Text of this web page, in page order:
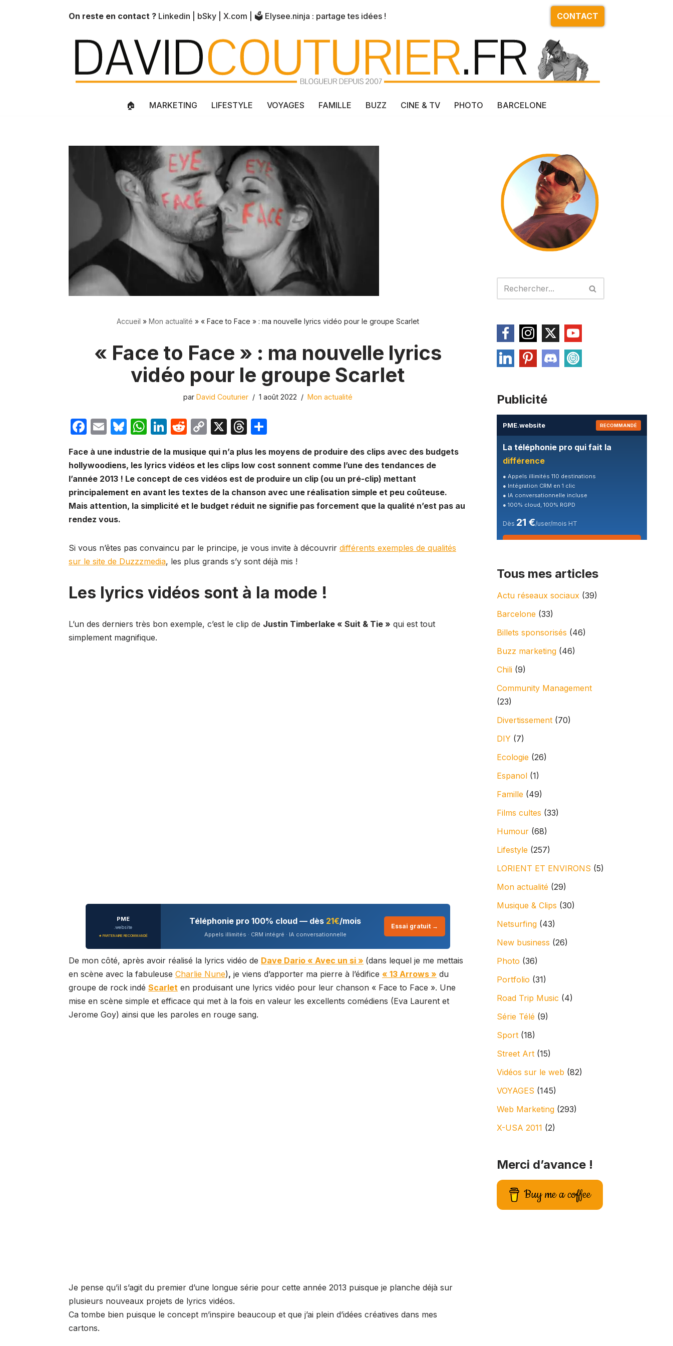
On reste en contact ? Linkedin bSky X.com | 🗳️ Elysee.ninja : partage tes idées ! CONTACT
🏠 MARKETING LIFESTYLE VOYAGES FAMILLE BUZZ CINE & TV PHOTO BARCELONE
Accueil » Mon actualité » « Face to Face » : ma nouvelle lyrics vidéo pour le groupe Scarlet
« Face to Face » : ma nouvelle lyrics
vidéo pour le groupe Scarlet
par David Couturier 1 août 2022 Mon actualité
F
c
e
b
o
o
E
ail
Bl
e
s
k
y
W
at
s
A
p
Li
k
e
dI
n
R
d
di
t
C
p
y
Li
n
X
T
e
a
d
s
ta
g
er
Face à une industrie de la musique qui n’a plus les moyens de produire des clips avec des budgets
hollywoodiens, les lyrics vidéos et les clips low cost sonnent comme l’une des tendances de
l’année 2013 ! Le concept de ces vidéos est de produire un clip (ou un pré-clip) mettant
principalement en avant les textes de la chanson avec une réalisation simple et peu coûteuse.
Mais attention, la simplicité et le budget réduit ne signifie pas forcement que la qualité n’est pas au
rendez vous.
Si vous n’êtes pas convaincu par le principe, je vous invite à découvrir différents exemples de qualités
sur le site de Duzzzmedia, les plus grands s’y sont déjà mis !
Les lyrics vidéos sont à la mode !
L’un des derniers très bon exemple, c’est le clip de Justin Timberlake « Suit & Tie » qui est tout
simplement magnifique.
PME
.website
★ PARTENAIRE RECOMMANDÉ
Téléphonie pro 100% cloud — dès 21€/mois
Appels illimités · CRM intégré · IA conversationnelle
Essai gratuit →
De mon côté, après avoir réalisé la lyrics vidéo de Dave Dario « Avec un si » (dans lequel je me mettais
en scène avec la fabuleuse Charlie Nune), je viens d’apporter ma pierre à l’édifice « 13 Arrows » du
groupe de rock indé Scarlet en produisant une lyrics vidéo pour leur chanson « Face to Face ». Une
mise en scène simple et efficace qui met à la fois en valeur les excellents comédiens (Eva Laurent et
Jerome Goy) ainsi que les paroles en rouge sang.
Je pense qu’il s’agit du premier d’une longue série pour cette année 2013 puisque je planche déjà sur
plusieurs nouveaux projets de lyrics vidéos.
Ca tombe bien puisque le concept m’inspire beaucoup et que j’ai plein d’idées créatives dans mes
cartons.
Publicité
PME.website RECOMMANDÉ
La téléphonie pro qui fait la
différence
● Appels illimités 110 destinations
● Intégration CRM en 1 clic
● IA conversationnelle incluse
● 100% cloud, 100% RGPD
Dès 21 €/user/mois HT
Tous mes articles
Actu réseaux sociaux (39)
Barcelone (33)
Billets sponsorisés (46)
Buzz marketing (46)
Chili (9)
Community Management
(23)
Divertissement (70)
DIY (7)
Ecologie (26)
Espanol (1)
Famille (49)
Films cultes (33)
Humour (68)
Lifestyle (257)
LORIENT ET ENVIRONS (5)
Mon actualité (29)
Musique & Clips (30)
Netsurfing (43)
New business (26)
Photo (36)
Portfolio (31)
Road Trip Music (4)
Série Télé (9)
Sport (18)
Street Art (15)
Vidéos sur le web (82)
VOYAGES (145)
Web Marketing (293)
X-USA 2011 (2)
Merci d’avance !
Buy me a coffee